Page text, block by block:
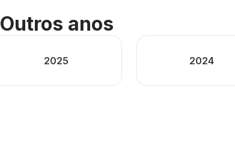
Outros anos
2025 2024